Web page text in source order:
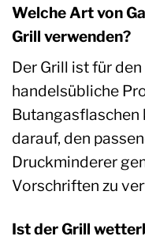
Welche Art von
Grill verwenden?
Der Grill ist für
handelsübliche
Butangasflaschen
darauf, den
Druckminderer
Vorschriften zu
Ist der Grill